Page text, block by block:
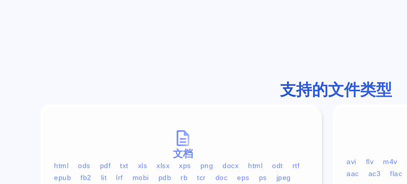
支持的文件类型
文档
html ods pdf txt xls xlsx xps png docx html odt
rtf
epub
fb2 lit lrf mobi pdb rb tcr doc eps ps
jpeg
avi flv m4v
aac
ac3 flac